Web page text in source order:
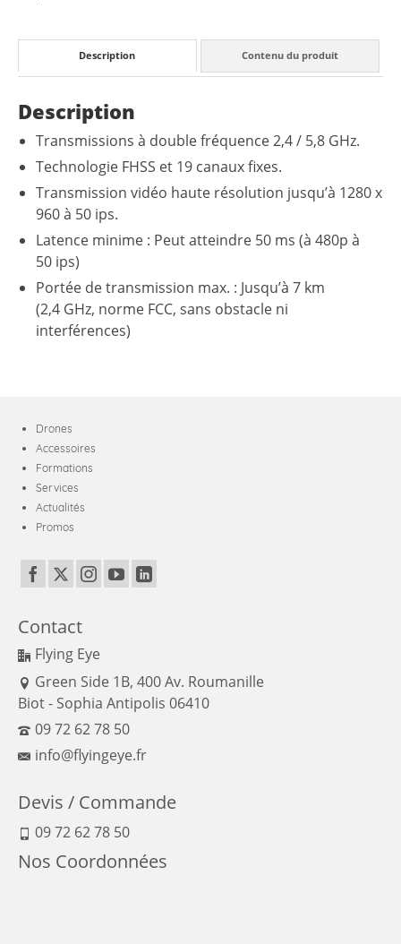
Description Contenu du produit
Description
Transmissions à double fréquence 2,4 / 5,8 GHz.
Technologie FHSS et 19 canaux fixes.
Transmission vidéo haute résolution jusqu’à 1280 x
960 à 50 ips.
Latence minime : Peut atteindre 50 ms (à 480p à
50 ips)
Portée de transmission max. : Jusqu’à 7 km
(2,4 GHz, norme FCC, sans obstacle ni
interférences)
Drones
Accessoires
Formations
Services
Actualités
Promos
Contact
Flying Eye
Green Side 1B, 400 Av. Roumanille
Biot - Sophia Antipolis 06410
09 72 62 78 50
info@flyingeye.fr
Devis / Commande
09 72 62 78 50
Nos Coordonnées